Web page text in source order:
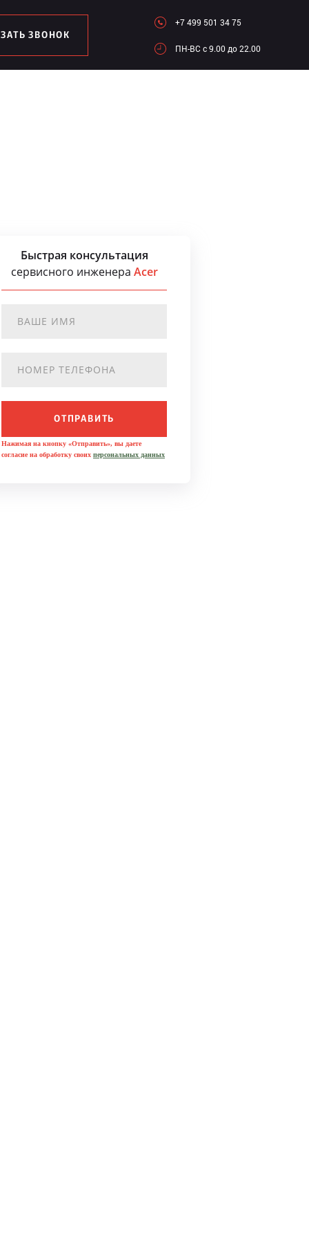
ЗВОНОК
+7 499 501 34 75
ПН-ВC c 9.00 до 22.00
Быстрая консультация
сервисного инженера Acer
ОТПРАВИТЬ
Нажимая на кнопку «Отправить», вы даете
согласие на обработку своих персональных данных